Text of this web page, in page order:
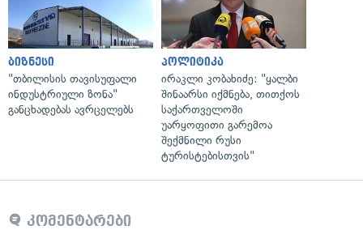
ბიზნესი
"თბილისის თავისუფალი
ინდუსტრიული ზონა"
განცხადებას ავრცელებს
პოლიტიკა
ირაკლი კობახიძე: "ყალბი
შინაარსი იქმნება, თითქოს
საქართველოში
უარყოფითი გარემოა
შექმნილი რუსი
ტურისტებისთვის"
კომენტარები